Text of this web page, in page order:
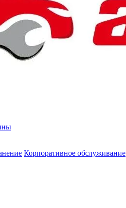
Корпоративное обслуживание